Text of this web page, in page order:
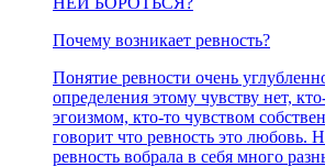
Почему возникает ревность?
Понятие ревности очень
определения этому чувству нет,
эгоизмом, кто-то чувством
говорит что ревность это любовь.
ревность вобрала в себя много